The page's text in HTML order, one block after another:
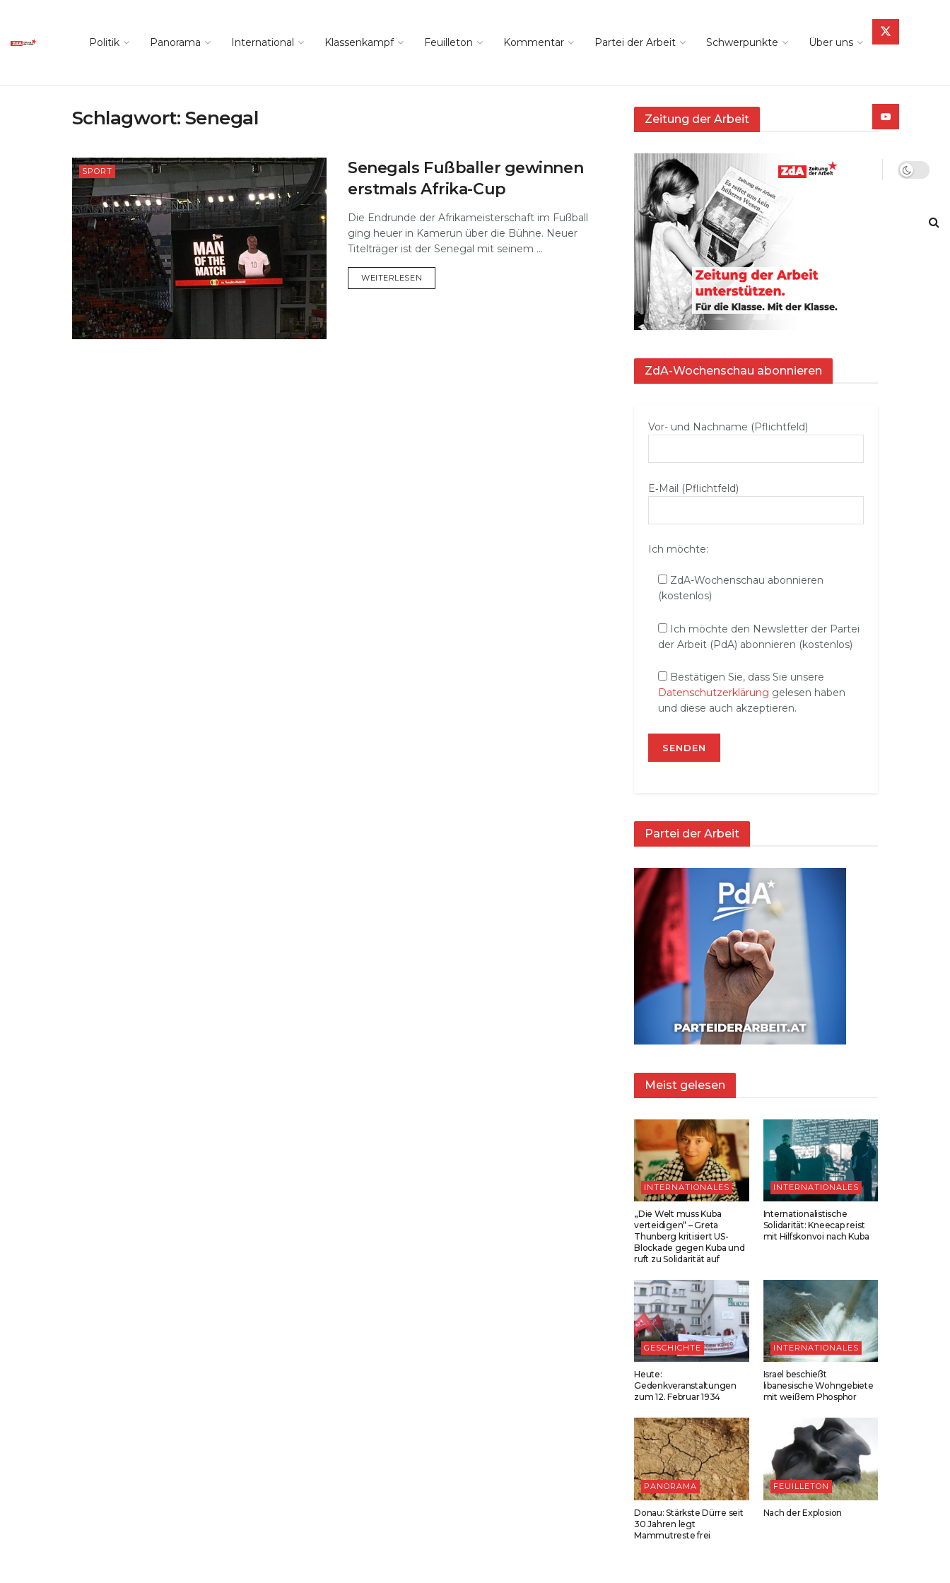
Politik Panorama International Klassenkampf Feuilleton Kommentar Partei der Arbeit Schwerpunkte Über uns
Schlagwort: Senegal
SPORT
Senegals Fußballer gewinnen
erstmals Afrika-Cup
Die Endrunde der Afrikameisterschaft im Fußball
ging heuer in Kamerun über die Bühne. Neuer
Titelträger ist der Senegal mit seinem ...
WEITERLESEN
Zeitung der Arbeit
ZdA-Wochenschau abonnieren
Vor- und Nachname (Pflichtfeld)
E‑Mail (Pflichtfeld)
Ich möchte:
ZdA-Wochenschau abonnieren
(kostenlos)
Ich möchte den Newsletter der Partei
der Arbeit (PdA) abonnieren (kostenlos)
Bestätigen Sie, dass Sie unsere
Datenschutzerklärung gelesen haben
und diese auch akzeptieren.
Partei der Arbeit
Meist gelesen
INTERNATIONALES
„Die Welt muss Kuba
verteidigen“ – Greta
Thunberg kritisiert US-
Blockade gegen Kuba und
ruft zu Solidarität auf
INTERNATIONALES
Internationalistische
Solidarität: Kneecap reist
mit Hilfskonvoi nach Kuba
GESCHICHTE
Heute:
Gedenkveranstaltungen
zum 12. Februar 1934
INTERNATIONALES
Israel beschießt
libanesische Wohngebiete
mit weißem Phosphor
PANORAMA
Donau: Stärkste Dürre seit
30 Jahren legt
Mammutreste frei
FEUILLETON
Nach der Explosion